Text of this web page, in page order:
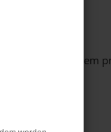
oder in einem